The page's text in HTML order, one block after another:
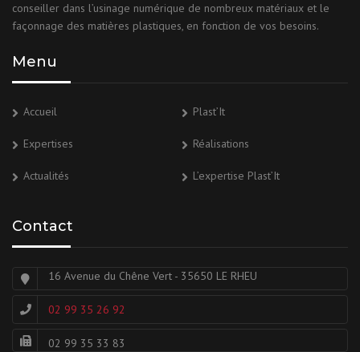
conseiller dans l’usinage numérique de nombreux matériaux et le
façonnage des matières plastiques, en fonction de vos besoins.
Menu
Accueil Plast’It
Expertises Réalisations
Actualités L’expertise Plast’It
Contact
16 Avenue du Chêne Vert - 35650 LE RHEU
02 99 35 26 92
02 99 35 33 83